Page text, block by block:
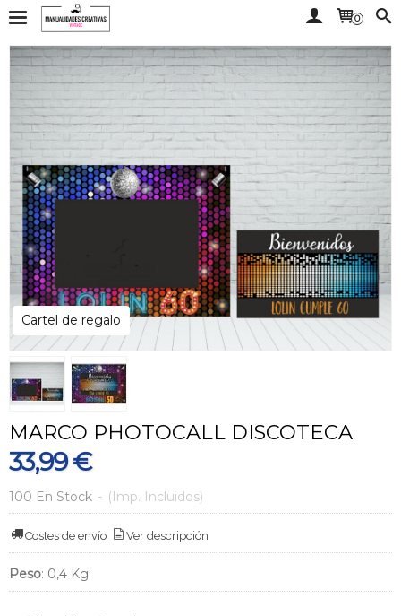
0
Cartel de regalo
MARCO PHOTOCALL DISCOTECA
33,99 €
100 En Stock - (Imp. Incluidos)
Costes de envío Ver descripción
Peso: 0,4 Kg